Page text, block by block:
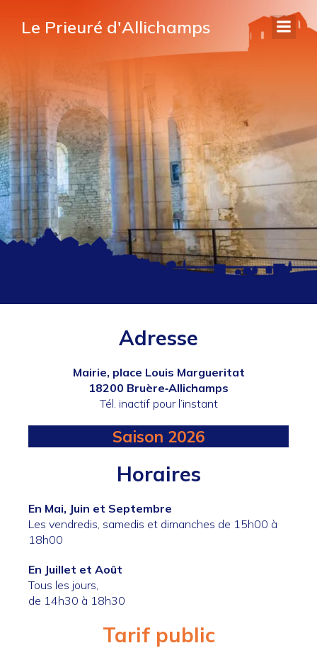
Le Prieuré d'Allichamps
Adresse
Mairie, place Louis Margueritat
18200 Bruère‐Allichamps
Tél. inactif pour l’instant
Saison 2026
Horaires
En Mai, Juin et Septembre
Les vendredis, samedis et dimanches de 15h00 à
18h00
En Juillet et Août
Tous les jours,
de 14h30 à 18h30
Tarif public